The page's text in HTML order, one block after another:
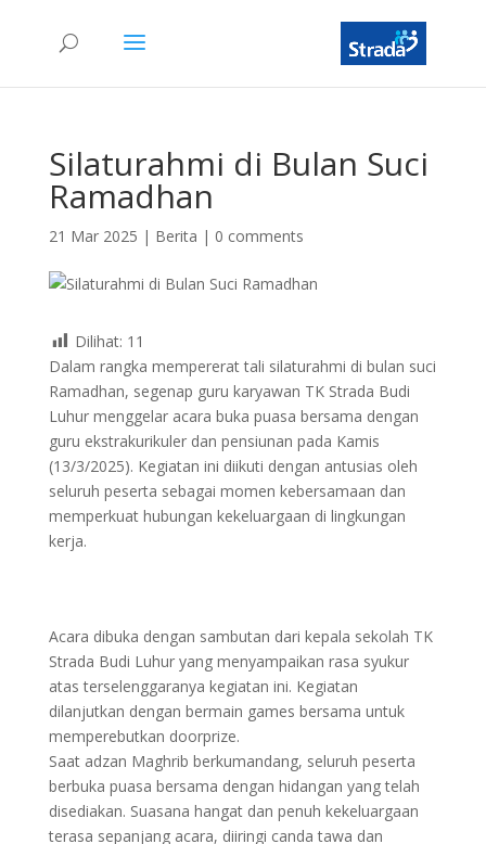
Silaturahmi di Bulan Suci
Ramadhan
21 Mar 2025 | Berita | 0 comments
Dilihat: 11
Dalam rangka mempererat tali silaturahmi di bulan suci
Ramadhan, segenap guru karyawan TK Strada Budi
Luhur menggelar acara buka puasa bersama dengan
guru ekstrakurikuler dan pensiunan pada Kamis
(13/3/2025). Kegiatan ini diikuti dengan antusias oleh
seluruh peserta sebagai momen kebersamaan dan
memperkuat hubungan kekeluargaan di lingkungan
kerja.
Acara dibuka dengan sambutan dari kepala sekolah TK
Strada Budi Luhur yang menyampaikan rasa syukur
atas terselenggaranya kegiatan ini. Kegiatan
dilanjutkan dengan bermain games bersama untuk
memperebutkan doorprize.
Saat adzan Maghrib berkumandang, seluruh peserta
berbuka puasa bersama dengan hidangan yang telah
disediakan. Suasana hangat dan penuh kekeluargaan
terasa sepanjang acara, diiringi canda tawa dan